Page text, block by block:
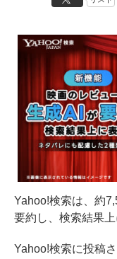
Yahoo!検索は、約
要約し、検索結果
Yahoo!検索に投稿